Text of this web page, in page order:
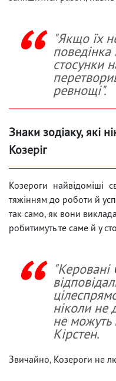
"Якщо їх
стосунки
ревнощі".
Знаки зодіаку, які
Козеріг
Козероги найвідоміші
тяжінням до роботи й
так само, як вони
робитимуть те саме й у
ніколи не
не можуть
Кірстен.
Звичайно, Козероги не